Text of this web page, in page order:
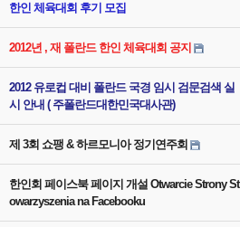
한인 체육대회 후기 모집
2012년 , 재 폴란드 한인 체육대회 공지
2012 유로컵 대비 폴란드 국경 임시 검문검색 실
시 안내 ( 주폴란드대한민국대사관)
제 3회 쇼팽 & 하르모니아 정기연주회
한인회 페이스북 페이지 개설 Otwarcie Strony St
owarzyszenia na Facebooku